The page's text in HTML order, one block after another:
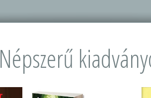
Népszerű